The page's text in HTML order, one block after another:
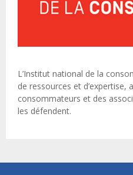
L’Institut national de la
de ressources et d’expertise,
consommateurs et des
les défendent.